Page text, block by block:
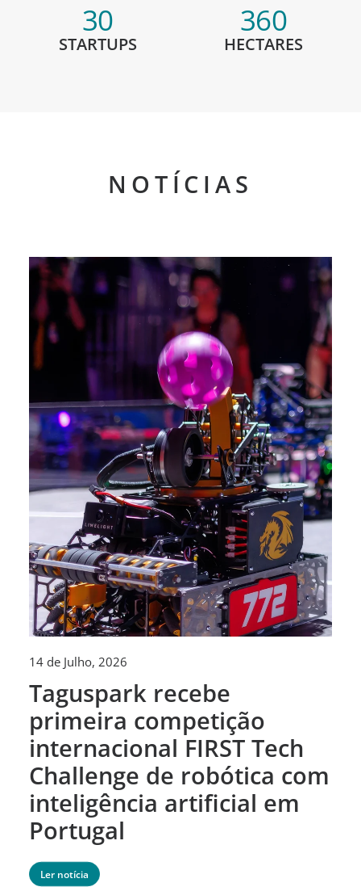
30
STARTUPS
360
HECTARES
NOTÍCIAS
14 de Julho, 2026
Taguspark recebe
primeira competição
internacional FIRST Tech
Challenge de robótica com
inteligência artificial em
Portugal
Ler notícia